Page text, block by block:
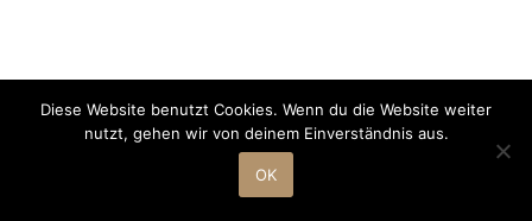
Diese Website benutzt Cookies. Wenn du die Website weiter
nutzt, gehen wir von deinem Einverständnis aus.
OK